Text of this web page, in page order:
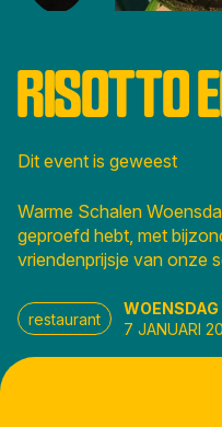
RISOTTO
Dit event is geweest
Warme Schalen
geproefd hebt, met
vriendenprijsje van onze
restaurant
WOENSDAG
7 JANUARI